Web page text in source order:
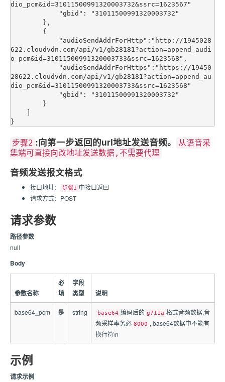
dio_pcm&id=31011500991320003732&ssrc=1623567"
622.cloudvdn.com/api/v1/gb28181?action=append_audi
o_pcm&id=31011500991320003733&ssrc=1623568",
28622.cloudvdn.com/api/v1/gb28181?action=append_au
dio_pcm&id=31011500991320003733&ssrc=1623568"
步骤2 :向第一步返回的url地址发送音频。
从语音采
集端可直接向改地址发送数据,不需要代理
音频发送报文格式
接口地址： 步骤1 中接口返回
请求方式：POST
请求参数
路径参数
null
Body
参数名称
必
填
字段
类型
说明
base64_pcm 是 string base64 编码后的 g711a 格式音频数据,音
频采样率务必 8000 , base64数据中不能有
换行符\n
示例
请求示例